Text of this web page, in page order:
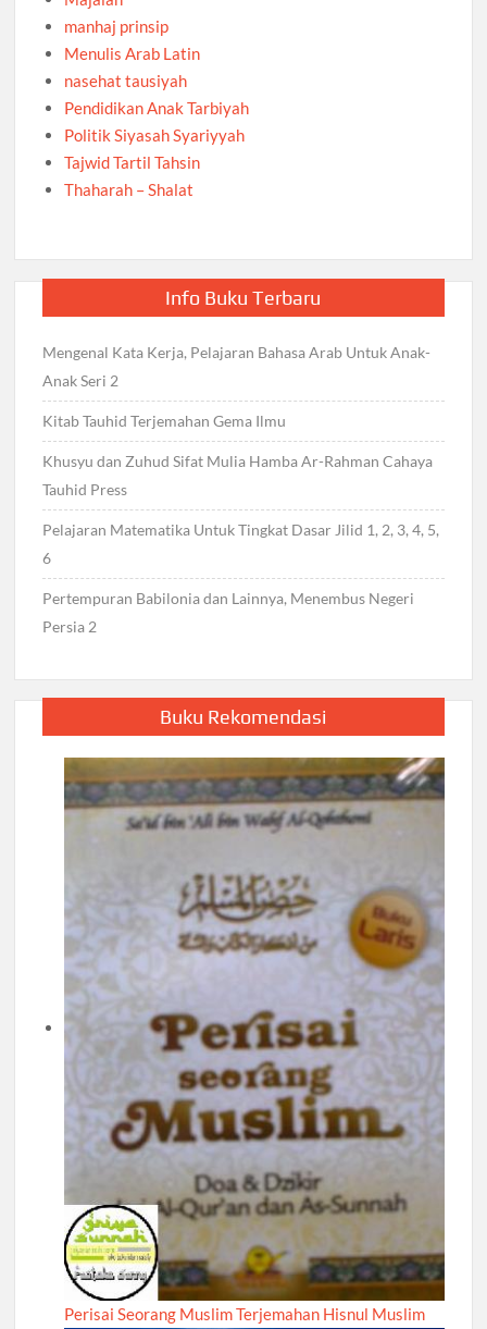
manhaj prinsip
Menulis Arab Latin
nasehat tausiyah
Pendidikan Anak Tarbiyah
Politik Siyasah Syariyyah
Tajwid Tartil Tahsin
Thaharah – Shalat
Info Buku Terbaru
Mengenal Kata Kerja, Pelajaran Bahasa Arab Untuk Anak-
Anak Seri 2
Kitab Tauhid Terjemahan Gema Ilmu
Khusyu dan Zuhud Sifat Mulia Hamba Ar-Rahman Cahaya
Tauhid Press
Pelajaran Matematika Untuk Tingkat Dasar Jilid 1, 2, 3, 4, 5,
6
Pertempuran Babilonia dan Lainnya, Menembus Negeri
Persia 2
Buku Rekomendasi
Perisai Seorang Muslim Terjemahan Hisnul Muslim